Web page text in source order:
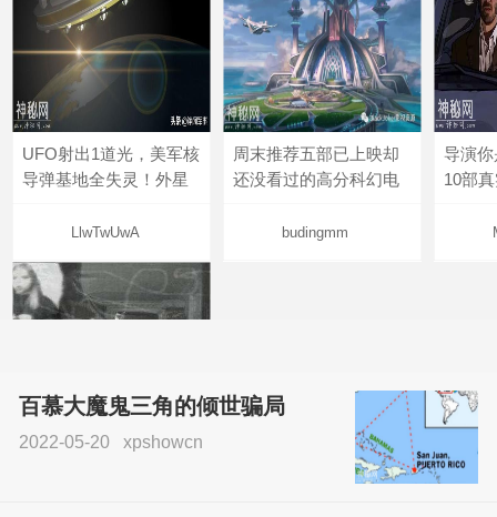
UFO射出1道光，美军核
导弹基地全失灵！外星
LlwTwUwA
周末推荐五部已上映却
还没看过的高分科幻电
budingmm
导演
10部
百慕大魔鬼三角的倾世骗局
2022-05-20 xpshowcn